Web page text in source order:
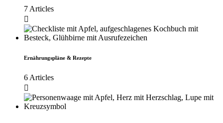
7 Articles
Ernährungspläne & Rezepte
6 Articles